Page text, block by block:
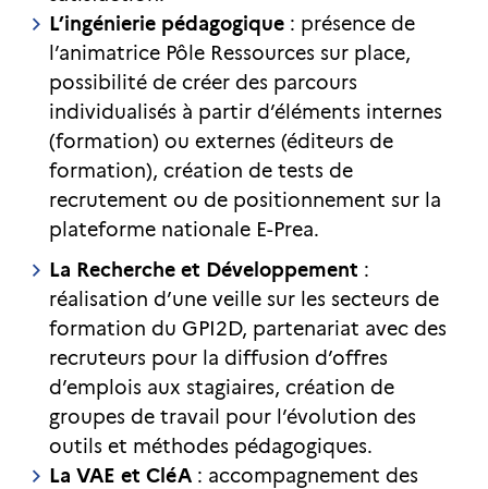
L’ingénierie pédagogique : présence de
l’animatrice Pôle Ressources sur place,
possibilité de créer des parcours
individualisés à partir d’éléments internes
(formation) ou externes (éditeurs de
formation), création de tests de
recrutement ou de positionnement sur la
plateforme nationale E-Prea.
La Recherche et Développement :
réalisation d’une veille sur les secteurs de
formation du GPI2D, partenariat avec des
recruteurs pour la diffusion d’offres
d’emplois aux stagiaires, création de
groupes de travail pour l’évolution des
outils et méthodes pédagogiques.
La VAE et CléA : accompagnement des